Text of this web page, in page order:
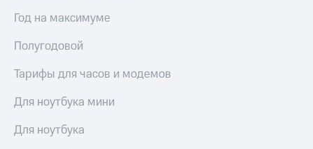
Год на максимуме
Полугодовой
Тарифы для часов и модемов
Для ноутбука мини
Для ноутбука